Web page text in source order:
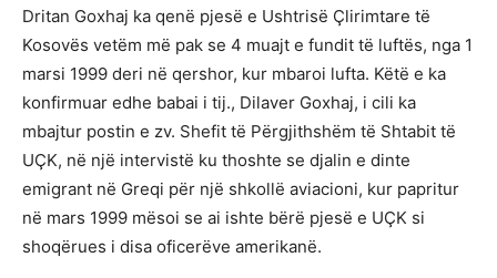
Dritan Goxhaj ka qenë pjesë e Ushtrisë Çlirimtare të
Kosovës vetëm më pak se 4 muajt e fundit të luftës, nga 1
marsi 1999 deri në qershor, kur mbaroi lufta. Këtë e ka
konfirmuar edhe babai i tij., Dilaver Goxhaj, i cili ka
mbajtur postin e zv. Shefit të Përgjithshëm të Shtabit të
UÇK, në një intervistë ku thoshte se djalin e dinte
emigrant në Greqi për një shkollë aviacioni, kur papritur
në mars 1999 mësoi se ai ishte bërë pjesë e UÇK si
shoqërues i disa oficerëve amerikanë.